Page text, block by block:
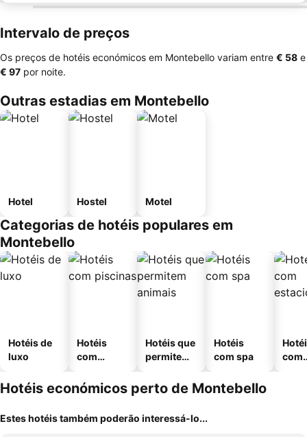
Intervalo de preços
Os preços de hotéis económicos em Montebello variam entre ‎€ 58 e
‎€ 97 por noite.
Outras estadias em Montebello
Hotel Hostel Motel
Categorias de hotéis populares em
Montebello
Hotéis de
luxo
Hotéis
com
Hotéis que
permitem
Hotéis
com spa
com
Hotéis económicos perto de Montebello
Estes hotéis também poderão interessá-lo...